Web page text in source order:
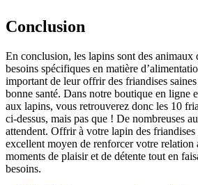
Conclusion
En conclusion, les lapins sont des animaux
besoins spécifiques en matière
important de leur offrir des friandises
bonne santé. Dans notre boutique en ligne
aux lapins, vous retrouverez donc les 10
ci-dessus, mais pas que ! De nombreuses
attendent. Offrir à votre lapin des friandises
excellent moyen de renforcer votre
moments de plaisir et de détente tout en
besoins.